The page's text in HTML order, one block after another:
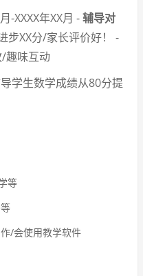
-XXXX年XX月 -辅导对
步XX分/家长评价好！ -
趣味互动
学生数学成绩从80分提
等
/会使用教学软件